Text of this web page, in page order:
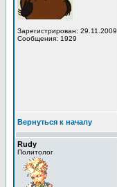
Зарегистрирован: 29.11.2009
Сообщения: 1929
Вернуться к началу
Rudy
Политолог